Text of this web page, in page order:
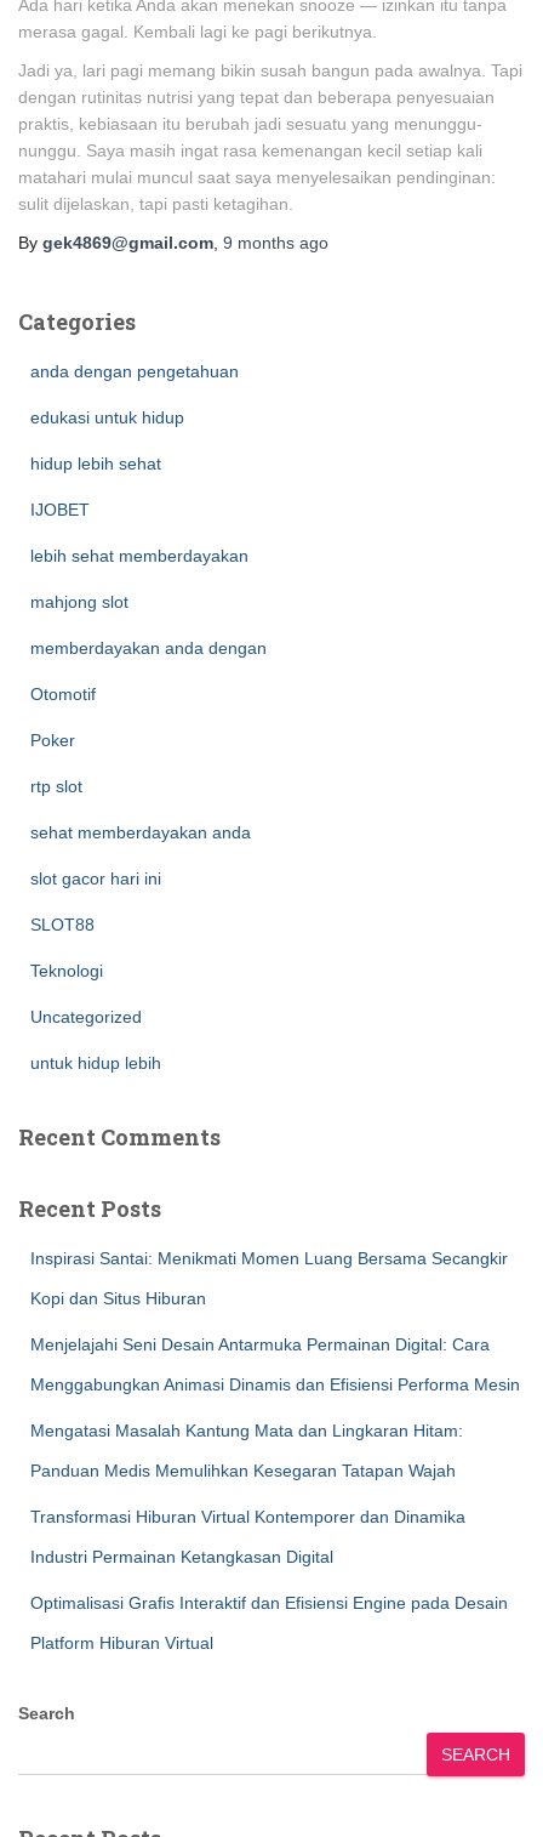
Ada hari ketika Anda akan menekan snooze — izinkan itu tanpa
merasa gagal. Kembali lagi ke pagi berikutnya.
Jadi ya, lari pagi memang bikin susah bangun pada awalnya. Tapi
dengan rutinitas nutrisi yang tepat dan beberapa penyesuaian
praktis, kebiasaan itu berubah jadi sesuatu yang menunggu-
nunggu. Saya masih ingat rasa kemenangan kecil setiap kali
matahari mulai muncul saat saya menyelesaikan pendinginan:
sulit dijelaskan, tapi pasti ketagihan.
By gek4869@gmail.com 9 months ago
Categories
anda dengan pengetahuan
edukasi untuk hidup
hidup lebih sehat
IJOBET
lebih sehat memberdayakan
mahjong slot
memberdayakan anda dengan
Otomotif
Poker
rtp slot
sehat memberdayakan anda
slot gacor hari ini
SLOT88
Teknologi
Uncategorized
untuk hidup lebih
Recent Comments
Recent Posts
Inspirasi Santai: Menikmati Momen Luang Bersama Secangkir
Kopi dan Situs Hiburan
Menjelajahi Seni Desain Antarmuka Permainan Digital: Cara
Menggabungkan Animasi Dinamis dan Efisiensi Performa Mesin
Mengatasi Masalah Kantung Mata dan Lingkaran Hitam:
Panduan Medis Memulihkan Kesegaran Tatapan Wajah
Transformasi Hiburan Virtual Kontemporer dan Dinamika
Industri Permainan Ketangkasan Digital
Optimalisasi Grafis Interaktif dan Efisiensi Engine pada Desain
Platform Hiburan Virtual
Search
SEARCH